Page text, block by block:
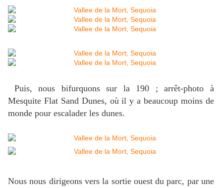
Puis, nous bifurquons sur la 190 ; arrêt-photo à
Mesquite Flat Sand Dunes, où il y a beaucoup moins de
monde pour escalader les dunes.
Nous nous dirigeons vers la sortie ouest du parc, par une